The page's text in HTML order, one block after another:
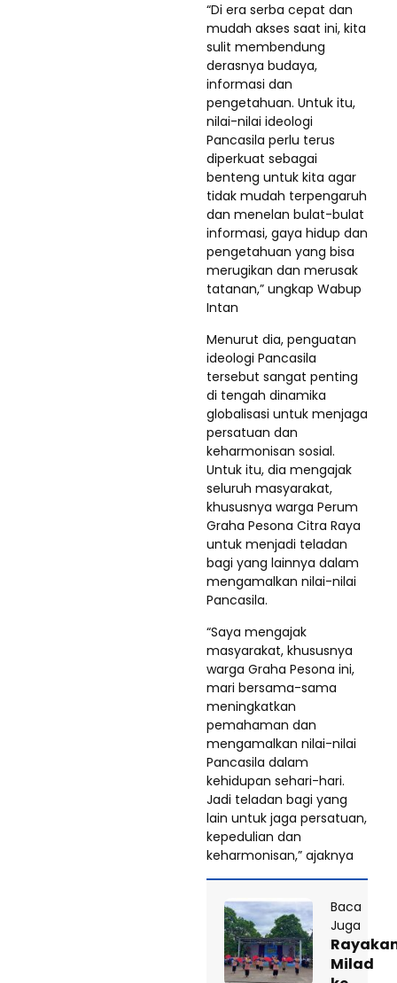
“Di era serba cepat dan
mudah akses saat ini, kita
sulit membendung
derasnya budaya,
informasi dan
pengetahuan. Untuk itu,
nilai-nilai ideologi
Pancasila perlu terus
diperkuat sebagai
benteng untuk kita agar
tidak mudah terpengaruh
dan menelan bulat-bulat
informasi, gaya hidup dan
pengetahuan yang bisa
merugikan dan merusak
tatanan,” ungkap Wabup
Intan
Menurut dia, penguatan
ideologi Pancasila
tersebut sangat penting
di tengah dinamika
globalisasi untuk menjaga
persatuan dan
keharmonisan sosial.
Untuk itu, dia mengajak
seluruh masyarakat,
khususnya warga Perum
Graha Pesona Citra Raya
untuk menjadi teladan
bagi yang lainnya dalam
mengamalkan nilai-nilai
Pancasila.
“Saya mengajak
masyarakat, khususnya
warga Graha Pesona ini,
mari bersama-sama
meningkatkan
pemahaman dan
mengamalkan nilai-nilai
Pancasila dalam
kehidupan sehari-hari.
Jadi teladan bagi yang
lain untuk jaga persatuan,
kepedulian dan
keharmonisan,” ajaknya
Baca
Juga
Milad